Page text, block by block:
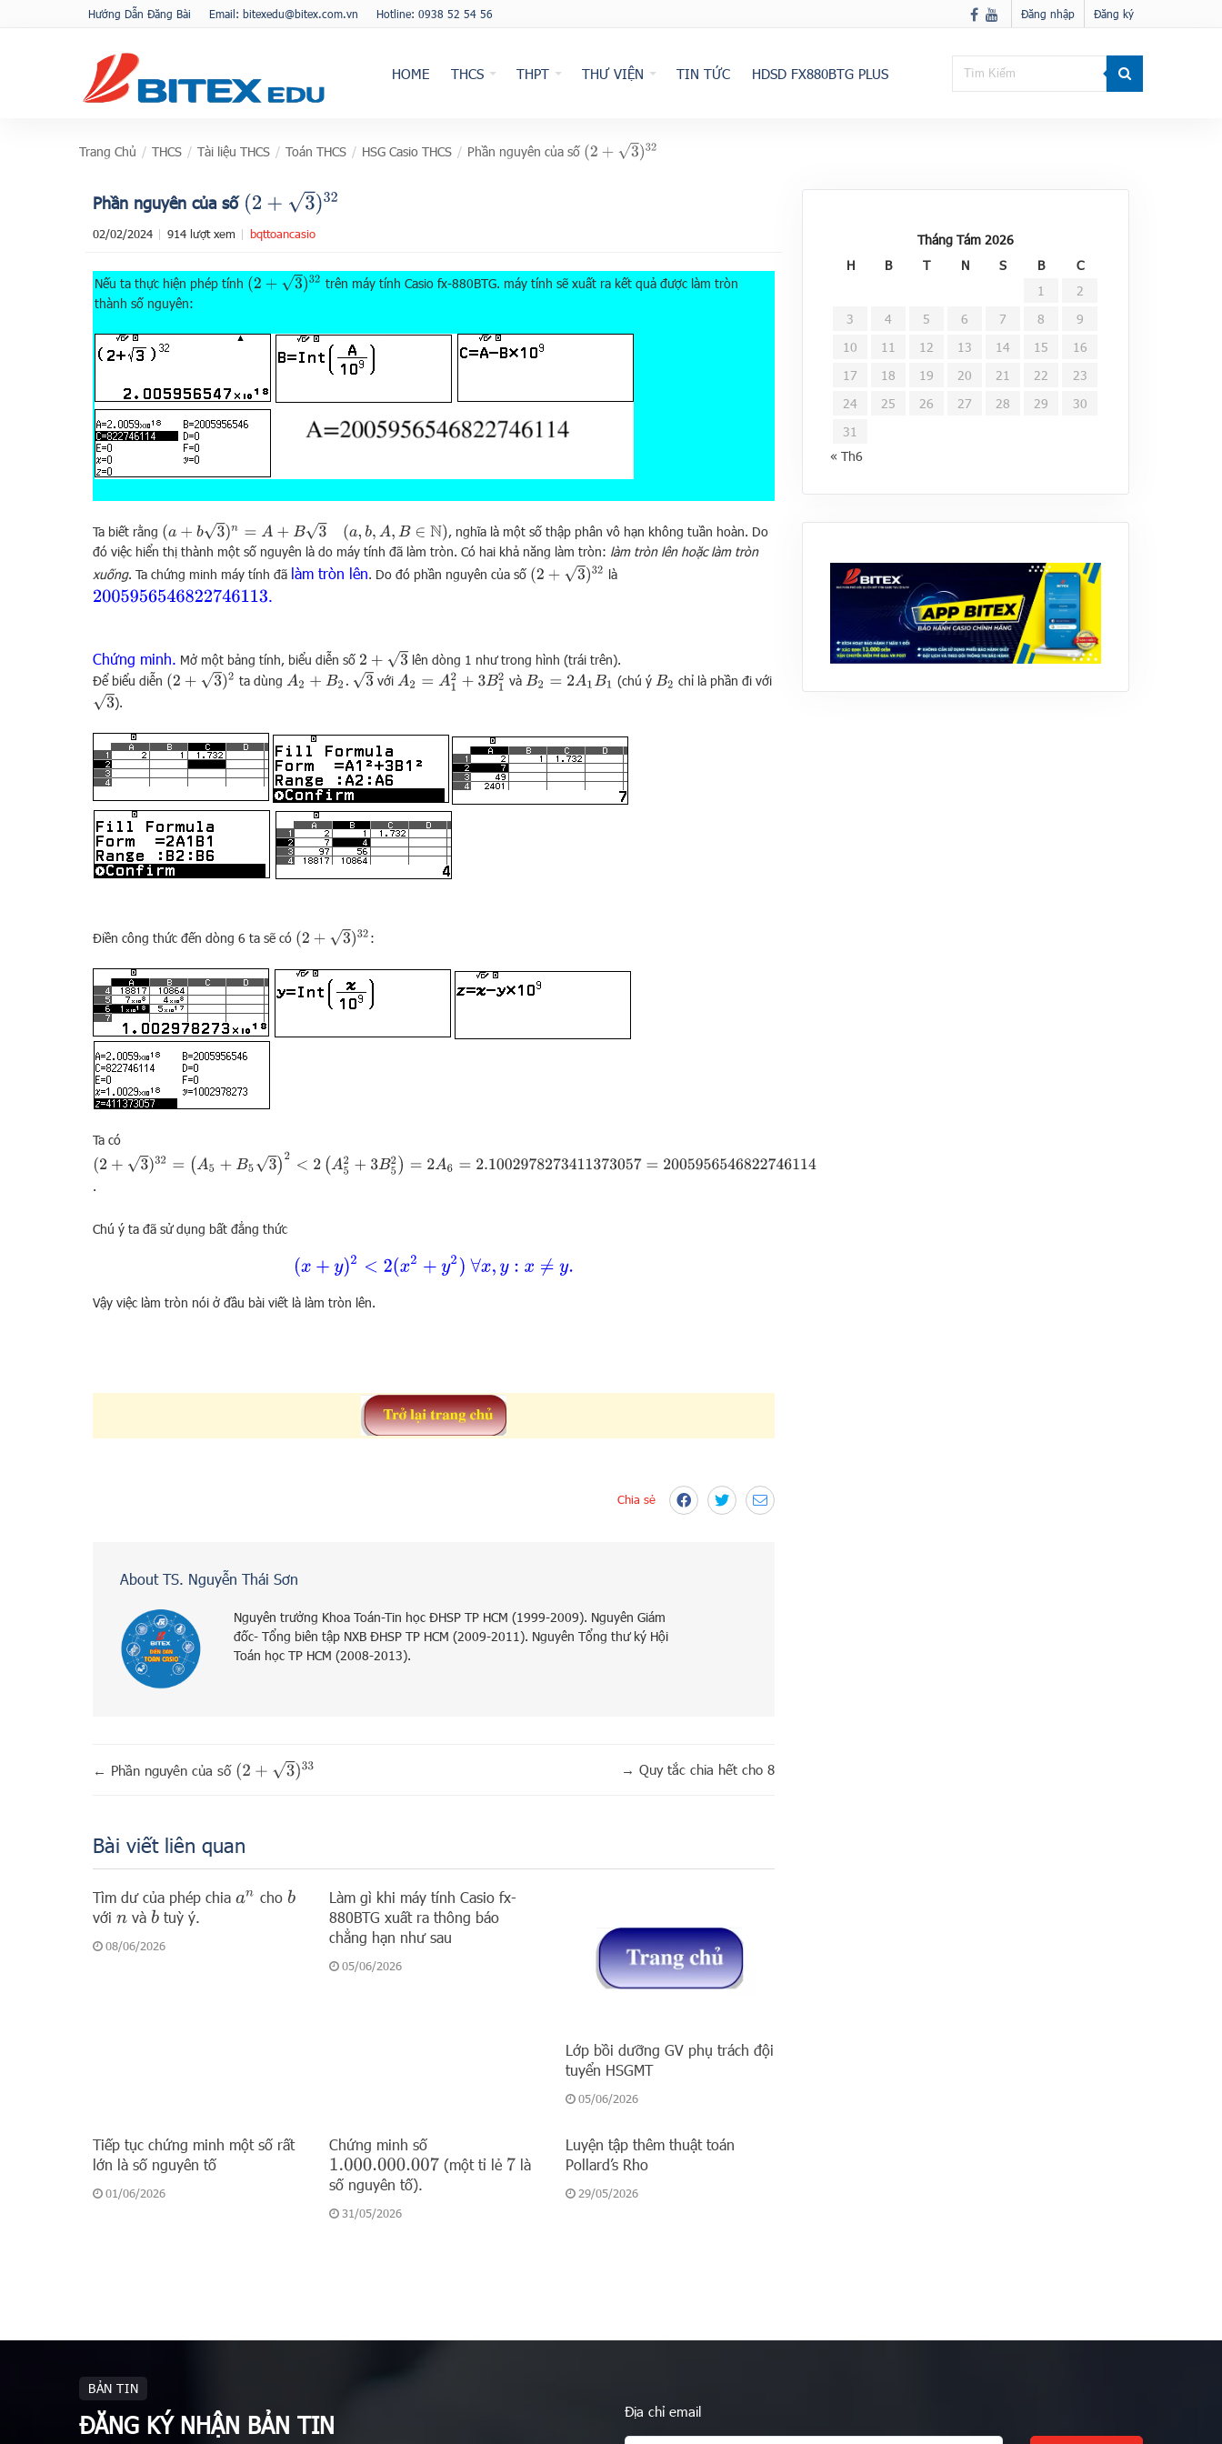
Hướng Dẫn Đăng Bài Email: bitexedu@bitex.com.vn Hotline: 0938 52 54 56 Đăng nhập Đăng ký
HOME THCS THPT THƯ VIỆN TIN TỨC HDSD FX880BTG PLUS
Trang Chủ / THCS / Tài liệu THCS / Toán THCS / HSG Casio THCS / Phần nguyên của số (2+3) 32
Phần nguyên của số (2+3) 32
02/02/2024 914 lượt xem bqttoancasio
Nếu ta thực hiện phép tính (2+3) 32
trên máy tính Casio fx-880BTG. máy tính sẽ xuất ra kết quả được làm tròn
thành số nguyên:
Ta biết rằng (a+b3 )n=A+B 3(a b, A,B ∈N)
, nghĩa là một số thập phân vô hạn không tuần hoàn. Do
đó việc hiển thị thành một số nguyên là do máy tính đã làm tròn. Có hai khả năng làm tròn: làm tròn lên hoặc làm tròn
xuống. Ta chứng minh máy tính đã làm tròn lên. Do đó phần nguyên của số (2+3) 32 là
2005956546822746113 .
Chứng minh. Mở một bảng tính, biểu diễn số 2 +3
lên dòng 1 như trong hình (trái trên).
Để biểu diễn (2+3) 2 ta dùng A2+B2 .3 với A2= A1 2+3 B1 2 và B2= 2A 1B1 (chú ý B2 chỉ là phần đi với
3
).
Điền công thức đến dòng 6 ta sẽ có (2+3) 32 :
Ta có
(2+ 3 32=(A5 3 )2 2 A52 3B52 =2 A6= 2.1002978273411373057 =2005956546822746114
.
Chú ý ta đã sử dụng bất đẳng thức
(x+ y) 2<2(x 2+ y2) ∀x,y x≠y .
Vậy việc làm tròn nói ở đầu bài viết là làm tròn lên.
Chia sẻ
About TS. Nguyễn Thái Sơn
Nguyên trưởng Khoa Toán-Tin học ĐHSP TP HCM (1999-2009). Nguyên Giám
đốc- Tổng biên tập NXB ĐHSP TP HCM (2009-2011). Nguyên Tổng thư ký Hội
Toán học TP HCM (2008-2013).
← Phần nguyên của số (2+3) 33 → Quy tắc chia hết cho 8
Bài viết liên quan
Tìm dư của phép chia an cho b
với n vàb tuỳ ý.
08/06/2026
Làm gì khi máy tính Casio fx-
880BTG xuất ra thông báo
chẳng hạn như sau
05/06/2026
Lớp bồi dưỡng GV phụ trách đội
tuyển HSGMT
05/06/2026
Tiếp tục chứng minh một số rất
lớn là số nguyên tố
01/06/2026
Chứng minh số
1.000.000.007
(một tỉ lẻ 7 là
số nguyên tố).
31/05/2026
Luyện tập thêm thuật toán
Pollard’s Rho
29/05/2026
Tháng Tám 2026
H
B T N S B
C
1
2
3
4 5 6 7 8
9
10
11 12 13 14 15
16
17
18 19 20 21 22
23
24
25 26 27 28 29
30
31
« Th6
BẢN TIN
ĐĂNG KÝ NHẬN BẢN TIN Địa chỉ email